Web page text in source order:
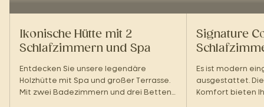
Ikonische Hütte mit 2
Schlafzimmern und Spa
Entdecken Sie unsere legendäre
Holzhütte mit Spa und großer Terrasse.
Mit zwei Badezimmern und drei Betten
Signature
Es ist modern
ausgestattet.
Komfort bieten